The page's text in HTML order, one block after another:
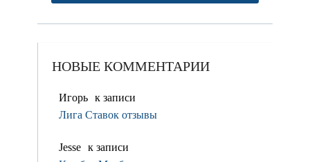
НОВЫЕ КОММЕНТАРИИ
Игорь к записи
Лига Ставок отзывы
Jesse к записи